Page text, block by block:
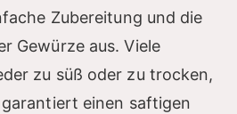
o
Zubereitung und die
Gewürze aus. Viele
zu süß oder zu trocken,
einen saftigen